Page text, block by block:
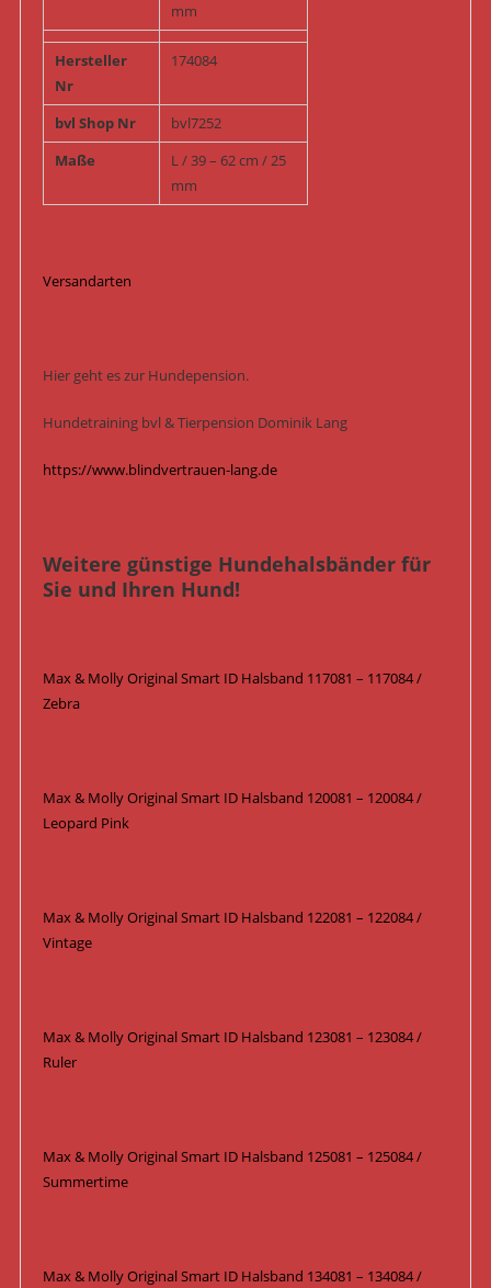
mm
Hersteller
Nr
174084
bvl Shop Nr
bvl7252
Maße
L / 39 – 62 cm / 25
mm
Versandarten
Hier geht es zur Hundepension.
Hundetraining bvl & Tierpension Dominik Lang
https://www.blindvertrauen-lang.de
Weitere günstige Hundehalsbänder für
Sie und Ihren Hund!
Max & Molly Original Smart ID Halsband 117081 – 117084 /
Zebra
Max & Molly Original Smart ID Halsband 120081 – 120084 /
Leopard Pink
Max & Molly Original Smart ID Halsband 122081 – 122084 /
Vintage
Max & Molly Original Smart ID Halsband 123081 – 123084 /
Ruler
Max & Molly Original Smart ID Halsband 125081 – 125084 /
Summertime
Max & Molly Original Smart ID Halsband 134081 – 134084 /